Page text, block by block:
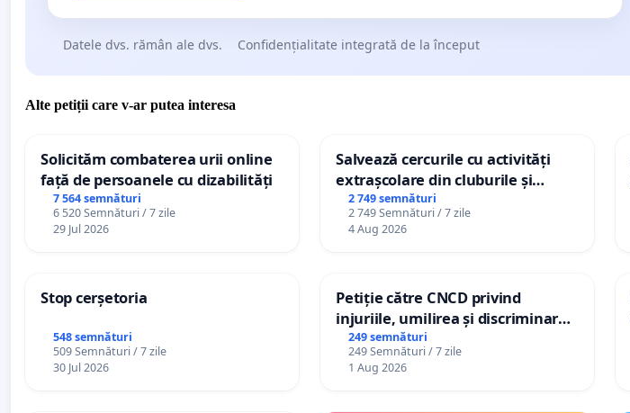
Datele dvs. rămân ale dvs. Confidențialitate integrată de la început
Alte petiții care v-ar putea interesa
Solicităm combaterea urii online
față de persoanele cu dizabilități
7 564 semnături
6 520 Semnături / 7 zile
29 Jul 2026
Salvează cercurile cu activități
extrașcolare din cluburile și
palatele copiilor
2 749 semnături
2 749 Semnături / 7 zile
4 Aug 2026
Stop cerșetoria
548 semnături
509 Semnături / 7 zile
30 Jul 2026
Petiție către CNCD privind
injuriile, umilirea și discriminarea
persoanelor cu dizabilități de
către utilizatorul TikTok „Gorici”
249 semnături
249 Semnături / 7 zile
1 Aug 2026